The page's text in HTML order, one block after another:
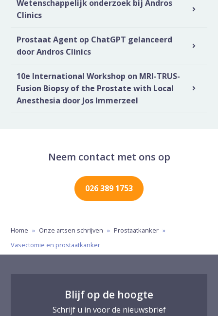
Wetenschappelijk onderzoek bij Andros
Clinics
Prostaat Agent op ChatGPT gelanceerd
door Andros Clinics
10e International Workshop on MRI-TRUS-
Fusion Biopsy of the Prostate with Local
Anesthesia door Jos Immerzeel
Neem contact met ons op
026 389 1753
Home » Onze artsen schrijven » Prostaatkanker »
Vasectomie en prostaatkanker
Blijf op de hoogte
Schrijf u in voor de nieuwsbrief